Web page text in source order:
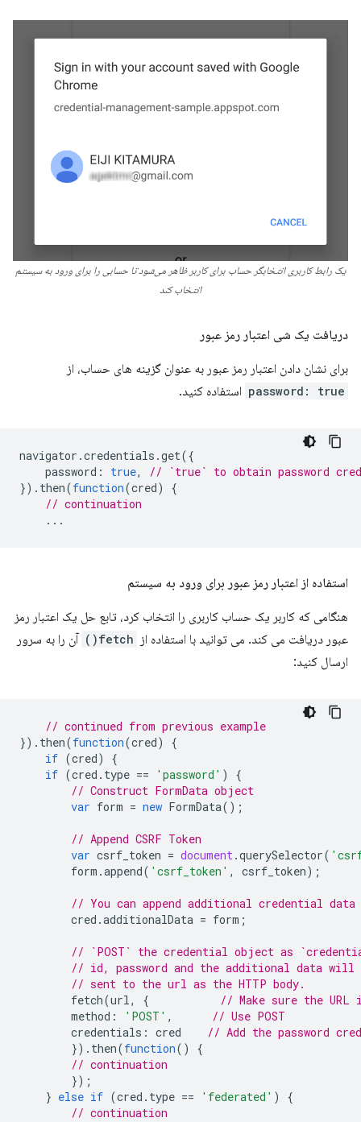
یک رابط کاربری انتخابگر حساب برای کاربر ظاهر می‌شود تا حسابی را برای ورود به سیستم
انتخاب کند
دریافت یک شی اعتبار رمز عبور
برای نشان دادن اعتبار رمز عبور به عنوان گزینه های حساب، از
password: true استفاده کنید.
navigator .credentials .get({
password : true,
// `true` to obtain password
}). then(function(cred)
{
// continuation
...
استفاده از اعتبار رمز عبور برای ورود به سیستم
هنگامی که کاربر یک حساب کاربری را انتخاب کرد، تابع حل یک اعتبار رمز
عبور دریافت می کند. می توانید با استفاده از fetch()
آن را به سرور
ارسال کنید:
// continued from previous example
}). then(function(cred)
{
if (cred)
{
if (cred . type == 'password' )
{
// Construct FormData object
var form = new FormData();
// Append CSRF Token
var csrf_token = document.querySelector(
form .append( 'csrf_token' , csrf_token);
// You can append additional credential
cred .additionalData = form ;
// `POST` the credential object as
// id, password and the additional data will
// sent to the url as the HTTP body.
fetch(url, {
// Make sure the URL
method : 'POST' ,
// Use POST
credentials : cred
// Add the password
}). then(function()
{
// continuation
});
} else if (cred . type == 'federated' )
{
// continuation